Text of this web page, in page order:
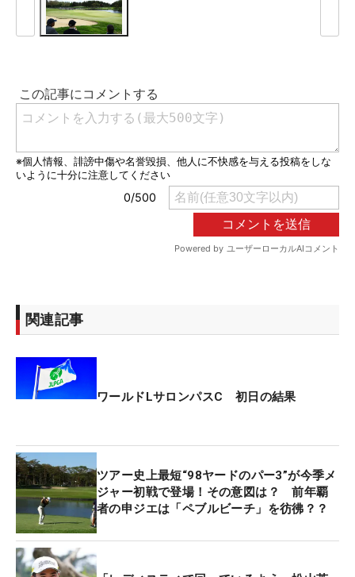
関連記事
ワールドLサロンパスC 初日の結果
ツアー史上最短“98ヤードのパー3”が今季メ
ジャー初戦で登場！その意図は？ 前年覇
者の申ジエは「ペブルビーチ」を彷彿？？